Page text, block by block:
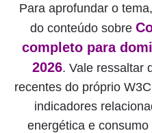
Para aprofundar o
do conteúdo sobre
completo para
2026. Vale ressaltar
recentes do próprio
indicadores
energética e